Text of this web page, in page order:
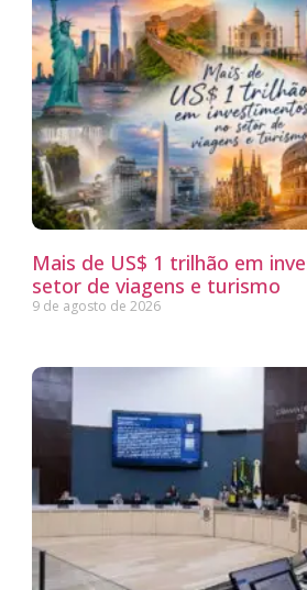
Mais de US$ 1 trilhão em
setor de viagens e turismo
9 de agosto de 2026